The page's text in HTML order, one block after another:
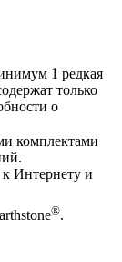
1 редкая
только
о
комплектами
Интернету и
®.